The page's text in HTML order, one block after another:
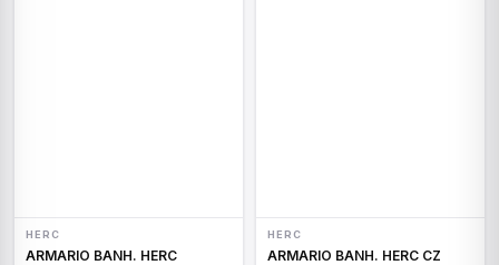
HERC
ARMARIO BANH. HERC
HERC
ARMARIO BANH. HERC CZ